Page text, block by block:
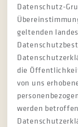
Datenschutz-
geltenden
die
von uns
werden